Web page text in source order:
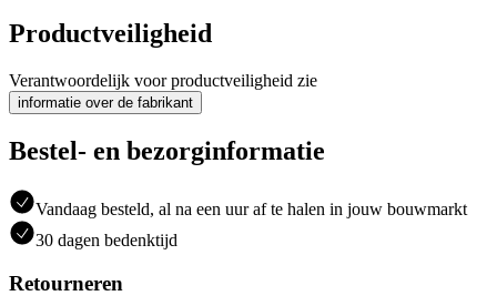
Productveiligheid
Verantwoordelijk voor productveiligheid zie
informatie over de fabrikant
Bestel- en bezorginformatie
Vandaag besteld, al na een uur af te halen in jouw bouwmarkt
30 dagen bedenktijd
Retourneren